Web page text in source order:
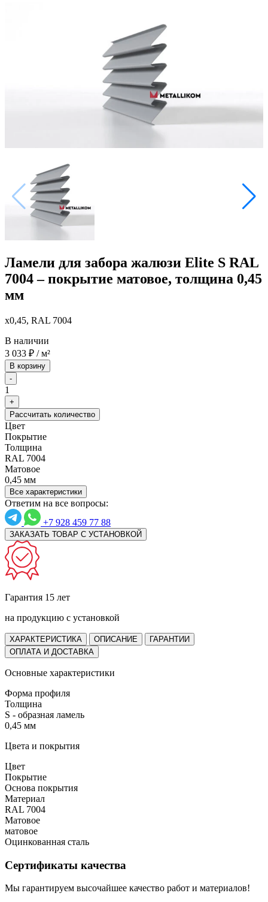
Ламели для забора жалюзи Elite S RAL
7004 – покрытие матовое, толщина 0,45
мм
x0,45, RAL 7004
В наличии
3 033 ₽ / м²
В корзину
-
1
+
Рассчитать количество
Цвет
Покрытие
Толщина
RAL 7004
Матовое
0,45 мм
Все характеристики
Ответим на все вопросы:
+7 928 459 77 88
ЗАКАЗАТЬ ТОВАР С УСТАНОВКОЙ
Гарантия 15 лет
на продукцию с установкой
ХАРАКТЕРИСТИКА ОПИСАНИЕ
ГАРАНТИИ
ОПЛАТА И ДОСТАВКА
Основные характеристики
Форма профиля
Толщина
S - образная ламель
0,45 мм
Цвета и покрытия
Цвет
Покрытие
Основа покрытия
Материал
RAL 7004
Матовое
матовое
Оцинкованная сталь
Сертификаты качества
Мы гарантируем высочайшее качество работ и материалов!